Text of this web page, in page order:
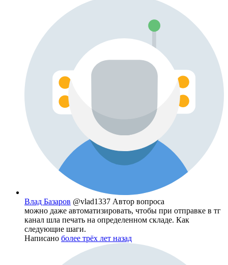
Влад Базаров @vlad1337 Автор вопроса
можно даже автоматизировать, чтобы при отправке в тг
канал шла печать на определенном складе. Как
следующие шаги.
Написано более трёх лет назад